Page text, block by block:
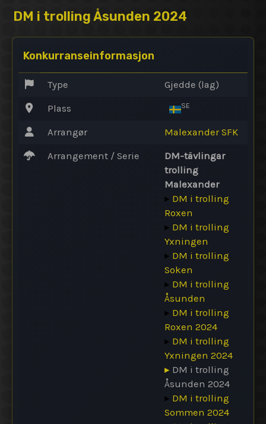
DM i trolling Åsunden 2024
Konkurranseinformasjon
Type Gjedde (lag)
Plass SE
Arrangør Malexander SFK
Arrangement / Serie
DM-tävlingar
trolling
Malexander
▸ DM i trolling
Roxen
▸ DM i trolling
Yxningen
▸ DM i trolling
Soken
▸ DM i trolling
Åsunden
▸ DM i trolling
Roxen 2024
▸ DM i trolling
Yxningen 2024
▸ DM i trolling
Åsunden 2024
▸ DM i trolling
Sommen 2024